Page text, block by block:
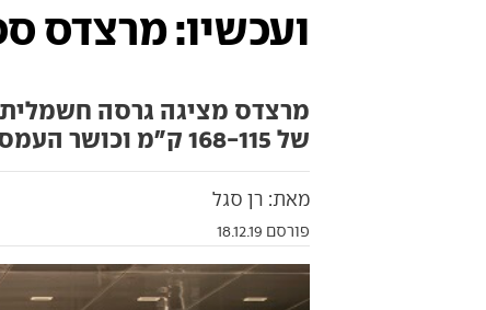
ועכשיו: מרצדס
מרצדס מציגה גרסה חשמלית
של 168-115 ק"מ וכושר העמסה של 1,045-891 ק"ג
מאת: רן סגל
פורסם 18.12.19